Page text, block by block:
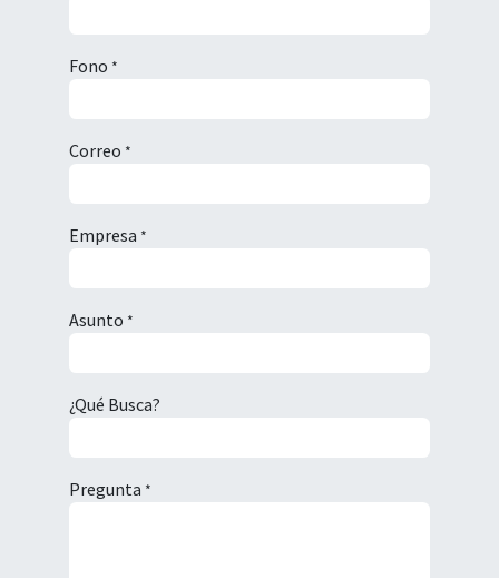
Fono *
Correo *
Empresa *
Asunto *
¿Qué Busca?
Pregunta *